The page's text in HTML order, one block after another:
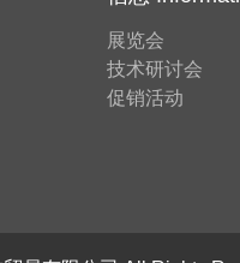
展览会
技术研讨会
促销活动